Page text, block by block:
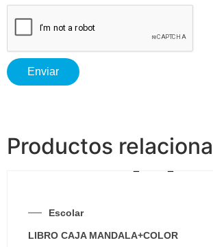
Productos
Escolar
LIBRO CAJA MANDALA+COLOR